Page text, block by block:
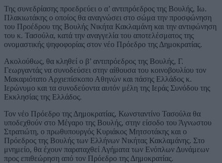
Της συνεδρίασης προεδρεύει ο α’ αντιπρόεδρος της Βουλής, Ιω.
Πλακιωτάκης ο οποίος θα αναγνώσει στο σώμα την προσφώνηση
του Προέδρου της Βουλής Νικήτα Κακλαμάνη και την αντιφώνηση
του κ. Τασούλα, κατά την αναγγελία του αποτελέσματος της
ονομαστικής ψηφοφορίας στον νέο Πρόεδρο της Δημοκρατίας.
Ακολούθως, θα κληθεί ο β’ αντιπρόεδρος της Βουλής, Γ.
Γεωργαντάς να συνοδεύσει στην αίθουσα του κοινοβουλίου τον
Μακαριότατο Αρχιεπίσκοπο Αθηνών και πάσης Ελλάδος κ.
Ιερώνυμο και τα συνοδεύοντα αυτόν μέλη της Ιεράς Συνόδου της
Εκκλησίας της Ελλάδος.
Τον νέο Πρόεδρο της Δημοκρατίας, Κωνσταντίνο Τασούλα θα
υποδεχθούν στο Μέγαρο της Βουλής, στην είσοδο του Άγνωστου
Στρατιώτη, ο πρωθυπουργός Κυριάκος Μητσοτάκης και ο
Πρόεδρος της Βουλής των Ελλήνων Νικήτας Κακλαμάνης. Στο
μνημείο, θα έχουν παραταχθεί Αγήματα των Ενόπλων Δυνάμεων
προς επιθεώρηση από τον Πρόεδρο της Δημοκρατίας.